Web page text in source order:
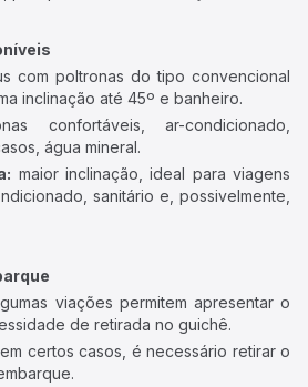
com poltronas do tipo convencional
inclinação até 45º e banheiro.
confortáveis, ar-condicionado,
água mineral.
maior inclinação, ideal para viagens
sanitário e, possivelmente,
viações permitem apresentar o
de retirada no guichê.
em certos casos, é necessário retirar o